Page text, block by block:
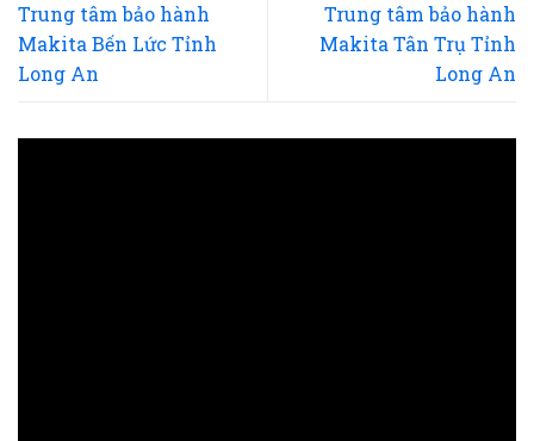
Trung tâm bảo hành
Makita Bến Lức Tỉnh
Long An
Trung tâm bảo hành
Makita Tân Trụ Tỉnh
Long An